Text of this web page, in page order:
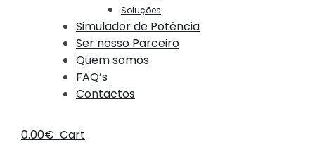
Soluções
Simulador de Potência
Ser nosso Parceiro
Quem somos
FAQ’s
Contactos
0.00€ Cart